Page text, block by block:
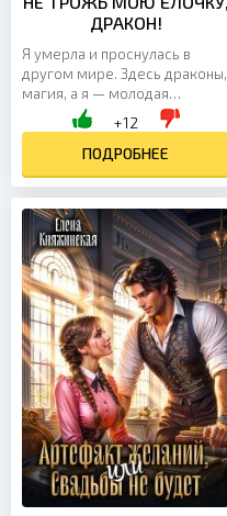
ДРАКОН!
Я умерла и проснулась в
другом мире. Здесь драконы,
магия, а я — молодая
баронесса? И мои
родственники хотят меня
убить?! Нет уж! Я сбегу,
укроюсь в...
+12
ПОДРОБНЕЕ